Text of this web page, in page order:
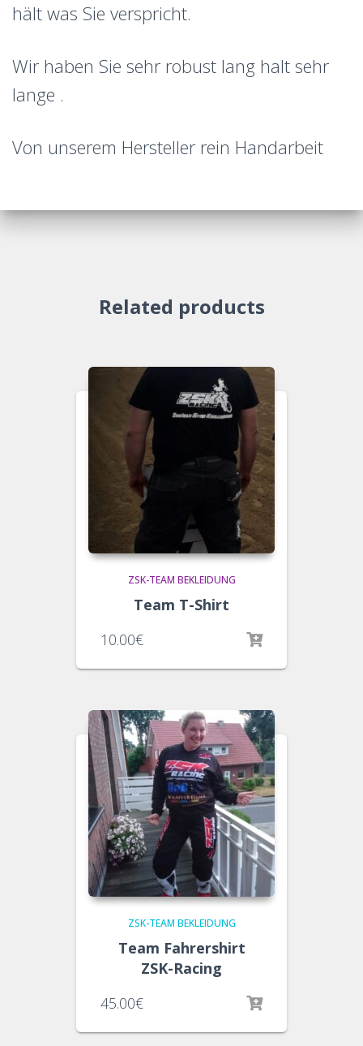
hält was Sie verspricht.
Wir haben Sie sehr robust lang halt sehr
lange .
Von unserem Hersteller rein Handarbeit
Related products
ZSK-TEAM BEKLEIDUNG
Team T-Shirt
10.00€
ZSK-TEAM BEKLEIDUNG
Team Fahrershirt
ZSK-Racing
45.00€